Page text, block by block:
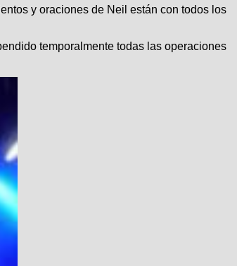
y oraciones de Neil están con todos los
temporalmente todas las operaciones